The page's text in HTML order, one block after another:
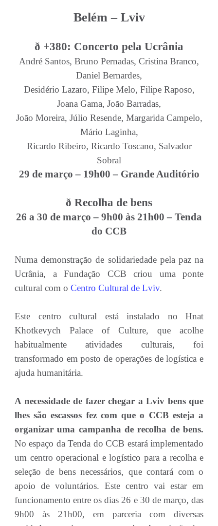
Belém – Lviv
ð +380: Concerto pela Ucrânia
André Santos, Bruno Pernadas, Cristina Branco,
Daniel Bernardes,
Desidério Lazaro, Filipe Melo, Filipe Raposo,
Joana Gama, João Barradas,
João Moreira, Júlio Resende, Margarida Campelo,
Mário Laginha,
Ricardo Ribeiro, Ricardo Toscano, Salvador
Sobral
29 de março – 19h00 – Grande Auditório
ð Recolha de bens
26 a 30 de março – 9h00 às 21h00 – Tenda
do CCB
Numa demonstração de solidariedade pela paz na
Ucrânia, a Fundação CCB criou uma ponte
cultural com o Centro Cultural de Lviv.
Este centro cultural está instalado no Hnat
Khotkevych Palace of Culture, que acolhe
habitualmente atividades culturais, foi
transformado em posto de operações de logística e
ajuda humanitária.
A necessidade de fazer chegar a Lviv bens que
lhes são escassos fez com que o CCB esteja a
organizar uma campanha de recolha de bens.
No espaço da Tenda do CCB estará implementado
um centro operacional e logístico para a recolha e
seleção de bens necessários, que contará com o
apoio de voluntários. Este centro vai estar em
funcionamento entre os dias 26 e 30 de março, das
9h00 às 21h00, em parceria com diversas